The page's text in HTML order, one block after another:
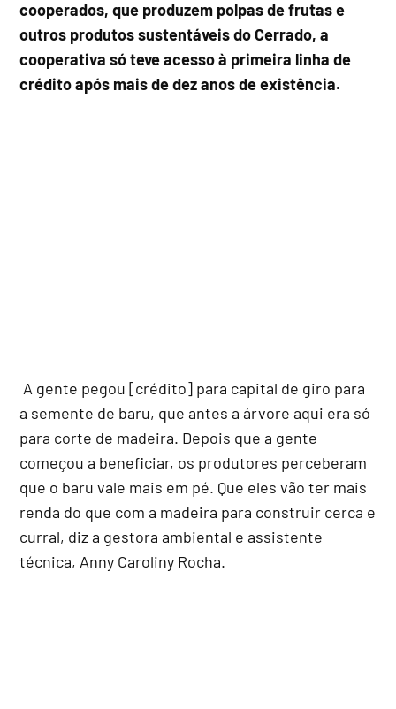
cooperados, que produzem polpas de frutas e
outros produtos sustentáveis do Cerrado, a
cooperativa só teve acesso à primeira linha de
crédito após mais de dez anos de existência.
A gente pegou [crédito] para capital de giro para
a semente de baru, que antes a árvore aqui era só
para corte de madeira. Depois que a gente
começou a beneficiar, os produtores perceberam
que o baru vale mais em pé. Que eles vão ter mais
renda do que com a madeira para construir cerca e
curral, diz a gestora ambiental e assistente
técnica, Anny Caroliny Rocha.